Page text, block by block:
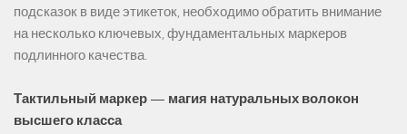
подсказок в виде этикеток, необходимо обратить внимание
на несколько ключевых, фундаментальных маркеров
подлинного качества.
Тактильный маркер — магия натуральных волокон
высшего класса